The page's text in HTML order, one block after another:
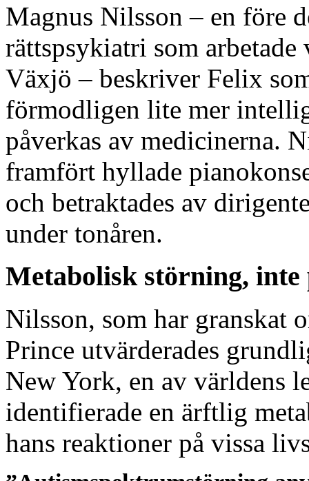
Magnus Nilsson – en före
rättspsykiatri som
Växjö – beskriver Felix
förmodligen lite mer
påverkas av medicinerna.
framfört hyllade
och betraktades av
under tonåren.
Metabolisk störning,
Nilsson, som har granskat
Prince utvärderades
New York, en av världens
identifierade en ärftlig
hans reaktioner på vissa